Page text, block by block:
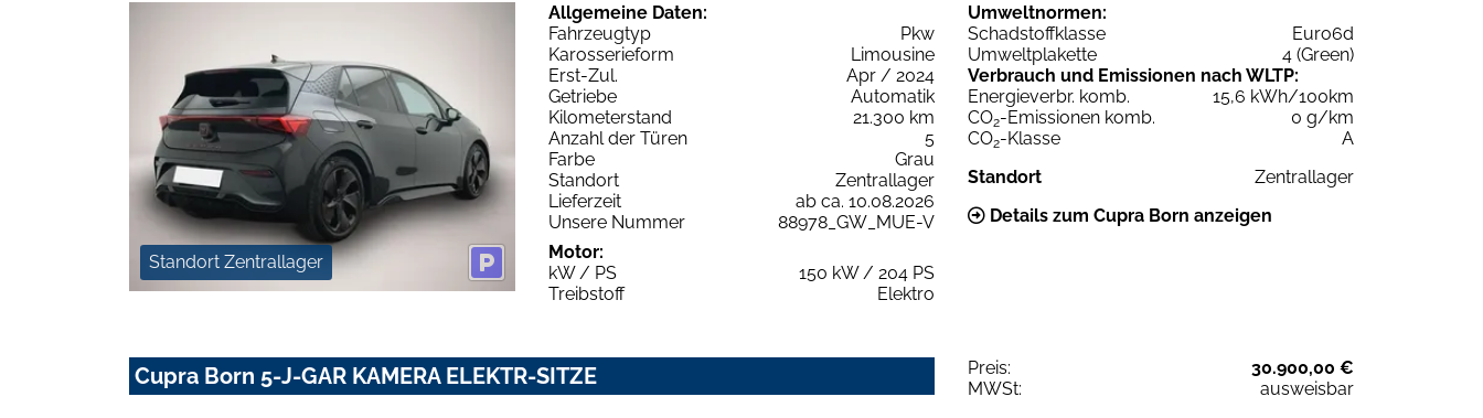
Standort Zentrallager
Allgemeine Daten:
Fahrzeugtyp
Pkw
Karosserieform
Limousine
Erst-Zul.
Apr / 2024
Getriebe
Automatik
Kilometerstand
21.300 km
Anzahl der Türen
5
Farbe
Grau
Standort
Zentrallager
Lieferzeit
ab ca. 10.08.2026
Unsere Nummer
88978_GW_MUE-V
Motor:
kW / PS
150 kW / 204 PS
Treibstoff
Elektro
Umweltnormen:
Schadstoffklasse
Euro6d
Umweltplakette
4 (Green)
Verbrauch und Emissionen nach WLTP:
Energieverbr. komb.
15,6 kWh/100km
CO2-Emissionen komb.
0 g/km
CO2-Klasse
A
Standort
Zentrallager
Details zum Cupra Born anzeigen
Cupra Born 5-J-GAR KAMERA ELEKTR-SITZE Preis:
30.900,00 €
MWSt:
ausweisbar